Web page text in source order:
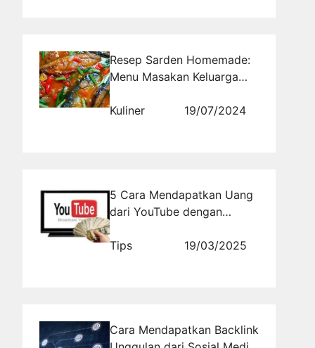
Resep Sarden Homemade:
Menu Masakan Keluarga
Pembuatan Sederhana dan
Kuliner 19/07/2024
5 Cara Mendapatkan Uang
dari YouTube dengan
Pemula
Tips 19/03/2025
Cara Mendapatkan Backlink